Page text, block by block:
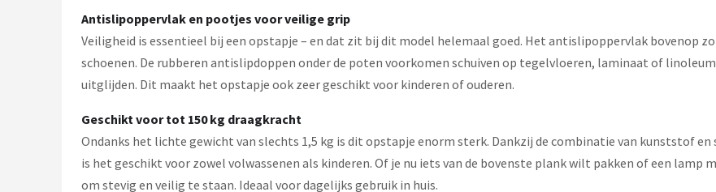
Antislipoppervlak en pootjes voor veilige grip
Veiligheid is essentieel bij een opstapje – en dat zit bij dit model helemaal goed. Het antislipoppervlak bovenop
schoenen. De rubberen antislipdoppen onder de poten voorkomen schuiven op tegelvloeren, laminaat of
uitglijden. Dit maakt het opstapje ook zeer geschikt voor kinderen of ouderen.
Geschikt voor tot 150 kg draagkracht
Ondanks het lichte gewicht van slechts 1,5 kg is dit opstapje enorm sterk. Dankzij de combinatie van kunststof
is het geschikt voor zowel volwassenen als kinderen. Of je nu iets van de bovenste plank wilt pakken of een lamp
om stevig en veilig te staan. Ideaal voor dagelijks gebruik in huis.